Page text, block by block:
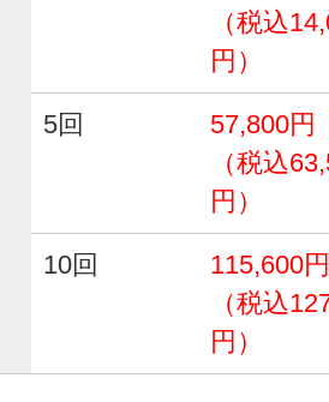
（税込
円）
5回
57,800円
（税込
円）
10回
115,600円
（税込
円）